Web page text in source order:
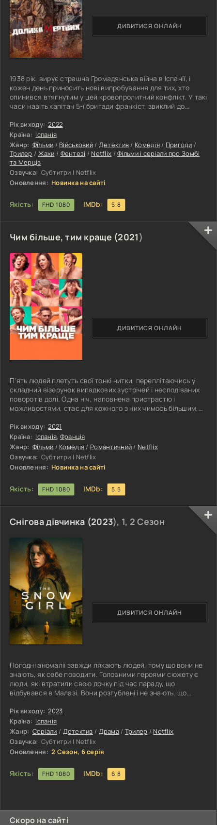
1938 рік, вирує страшна Громадянська війна в Іспанії, і
кожен день приносить нові випробування для тих, хто
опинився втягнутим у цей кровопролитний конфлікт. У такі
часи навіть капітан 5-ї бригади франкіст, звиклий до
врятуватися від кулі розстрілу. Погодившись на
небезпечну місію, він змушений взяти в якості шофера
молодого дезертира, який постає перед ворогами з
кожним кілометром шляху все сміливіше і впевненіше.
Подорож через лісову територію
Рік виходу: 2022
Країна: Іспанія
Жанр: Фільми / Військовий / Детектив / Комедія/ Пригоди /
Трилер / Жахи / Фентезі / Netflix /Фільми і серіали про Зомбі
та Мерців
Озвучка: Субтитри | Netflix
Оновлення: Новинка на сайті
Якість: FHD 1080 IMDb: 5.8
ДИВИТИСЯ ОНЛАЙН
Чим більше, тим краще (2021)
П'ять людей плетуть свої тонкі нитки, переплітаючись у
складний візерунок випадкових зустрічей і несподіваних
поворотів долі. Одна ніч, наповнена пристрастю і
можливостями, стає для кожного з них чимось більшим,
найпотаємніші бажання і страхи, змушуючи героїв
відкривати себе по-справжньому. Що станеться, коли всі
плани руйнуються, а погляди перетинаються під сяйвом
зірок? Які таємниці розкриються, а які залишаться
прихованими під покривалом
Рік виходу: 2021
Країна: Іспанія, Франція
Жанр: Фільми / Комедія / Романтичний / Netflix
Озвучка: Субтитри | Netflix
Оновлення: Новинка на сайті
Якість: FHD 1080 IMDb: 5.5
ДИВИТИСЯ ОНЛАЙН
Снігова дівчинка (2023), 1, 2 Сезон
Погодні аномалії завжди лякають людей, тому що вони не
знають, як себе поводити. Головними героями сюжету є
люди, які втратили свою дочку під час параду, що
відбувався в Малазі. Вони розгублені і не знають, що
ідеальні канікули, а тепер їхня дитина зникла. У матері
батька справжня паніка, стан близький до істерики. Невже
їхня дитина тепер ніколи не знайдеться? До того ж погода
не обіцяє бути ідеальною. Синоптики прогнозували
справжню
Рік виходу: 2023
Країна: Іспанія
Жанр: Серіали / Детектив / Драма / Трилер / Netflix
Озвучка: Субтитри | Netflix
Оновлення: 2 Сезон, 6 серія
Якість: FHD 1080 IMDb: 6.8
ДИВИТИСЯ ОНЛАЙН
Скоро на сайті